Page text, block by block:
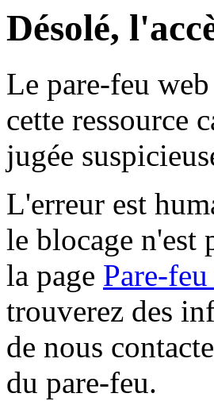
Désolé,
Le pare-feu
cette ressource
jugée
L'erreur est
le blocage n'est
la page Pare-
trouverez des
de nous
du pare-feu.